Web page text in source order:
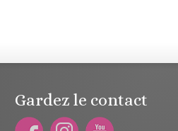
Gardez le contact